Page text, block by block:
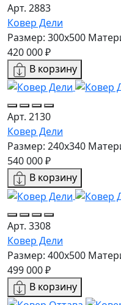
Арт. 2883
Ковер Дели
Размер: 300х500
420 000 ₽
В корзину
Арт. 2130
Ковер Дели
Размер: 240x340
540 000 ₽
В корзину
Арт. 3308
Ковер Дели
Размер: 400x500
499 000 ₽
В корзину